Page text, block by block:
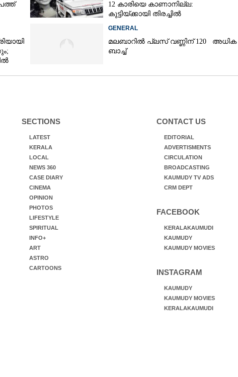
12 കാരിയെ കാണാനില്ല:
കുട്ടിയ്ക്കായി തിരച്ചിൽ
GENERAL
മലബാറിൽ പ്ലസ് വണ്ണിന് 120 അധിക
ബാച്ച്
SECTIONS
LATEST
KERALA
LOCAL
NEWS 360
CASE DIARY
CINEMA
OPINION
PHOTOS
LIFESTYLE
SPIRITUAL
INFO+
ART
ASTRO
CARTOONS
CONTACT US
EDITORIAL
ADVERTISMENTS
CIRCULATION
BROADCASTING
KAUMUDY TV ADS
CRM DEPT
FACEBOOK
KERALAKAUMUDI
KAUMUDY
KAUMUDY MOVIES
INSTAGRAM
KAUMUDY
KAUMUDY MOVIES
KERALAKAUMUDI